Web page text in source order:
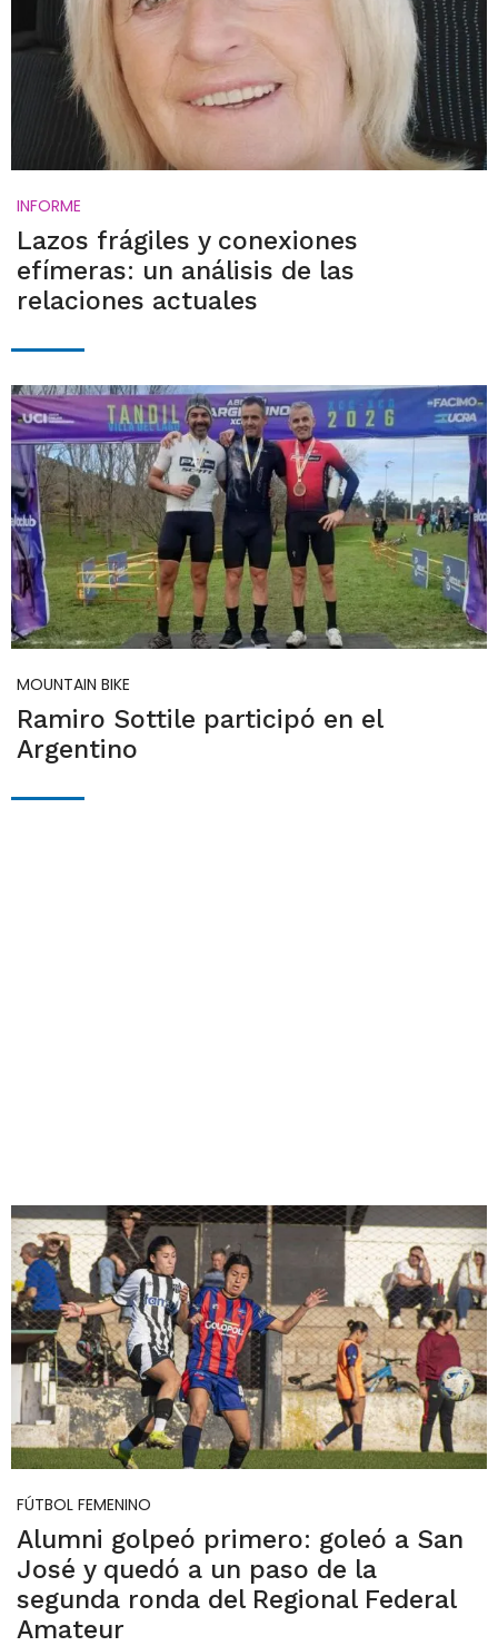
INFORME
Lazos frágiles y conexiones
efímeras: un análisis de las
relaciones actuales
MOUNTAIN BIKE
Ramiro Sottile participó en el
Argentino
FÚTBOL FEMENINO
Alumni golpeó primero: goleó a San
José y quedó a un paso de la
segunda ronda del Regional Federal
Amateur